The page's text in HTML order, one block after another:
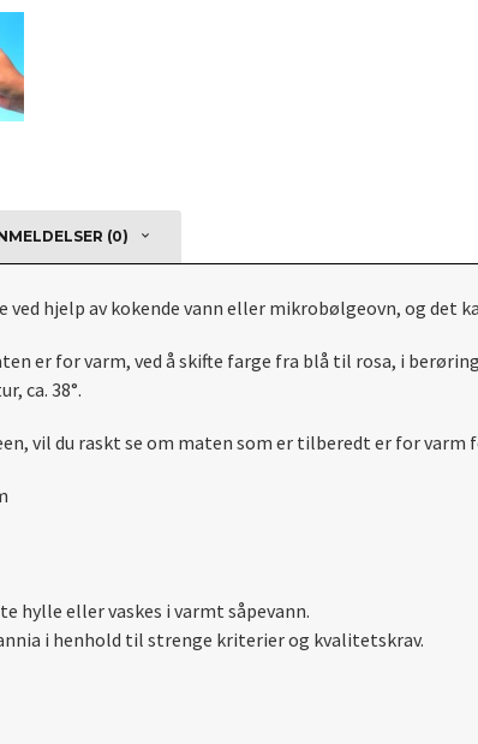
(0)
hjelp av kokende vann eller mikrobølgeovn, og det
er for varm, ved å skifte farge fra blå til rosa, i
ca. 38°.
vil du raskt se om maten som er tilberedt er for varm
hylle eller vaskes i varmt såpevann.
i henhold til strenge kriterier og kvalitetskrav.